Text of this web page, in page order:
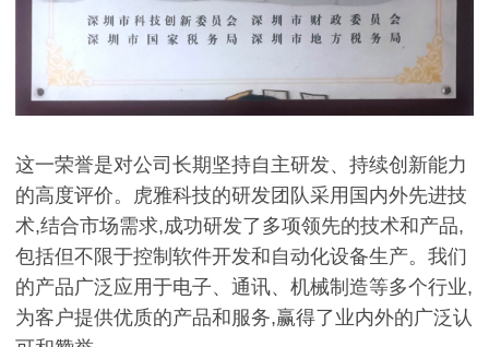
这一荣誉是对公司长期坚持自主研发、持续创新能力
的高度评价。虎雅科技的研发团队采用国内外先进技
术,结合市场需求,成功研发了多项领先的技术和产品,
包括但不限于控制软件开发和自动化设备生产。我们
的产品广泛应用于电子、通讯、机械制造等多个行业,
为客户提供优质的产品和服务,赢得了业内外的广泛认